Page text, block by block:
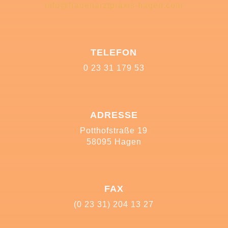
info@frauenarztpraxis-hagen.com
TELEFON
0 23 31 179 53
ADRESSE
Potthofstraße 19
58095 Hagen
FAX
(0 23 31) 204 13 27